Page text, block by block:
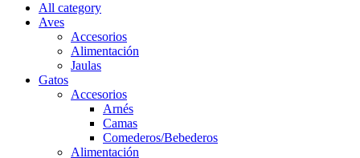
All category
Aves
Accesorios
Alimentación
Jaulas
Gatos
Accesorios
Arnés
Camas
Comederos/Bebederos
Alimentación